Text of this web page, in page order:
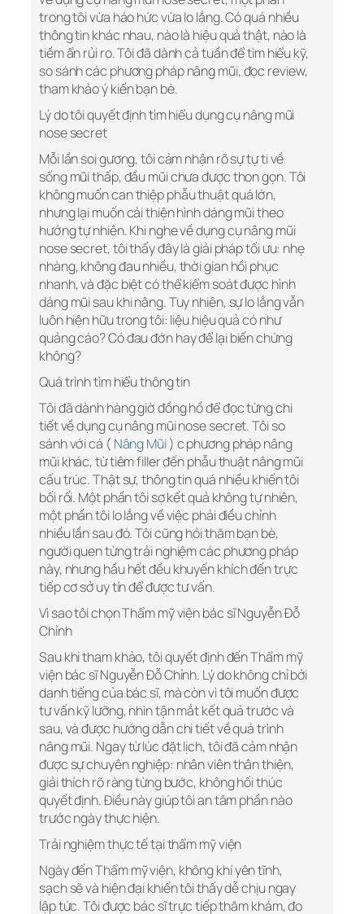
trong tôi vừa háo hức vừa lo lắng. Có quá nhiều
thông tin khác nhau, nào là hiệu quả thật, nào là
tiềm ẩn rủi ro. Tôi đã dành cả tuần để tìm hiểu kỹ,
so sánh các phương pháp nâng mũi, đọc review,
tham khảo ý kiến bạn bè.
Lý do tôi quyết định tìm hiểu dụng cụ nâng mũi
nose secret
Mỗi lần soi gương, tôi cảm nhận rõ sự tự ti về
sống mũi thấp, đầu mũi chưa được thon gọn. Tôi
không muốn can thiệp phẫu thuật quá lớn,
nhưng lại muốn cải thiện hình dáng mũi theo
hướng tự nhiên. Khi nghe về dụng cụ nâng mũi
nose secret, tôi thấy đây là giải pháp tối ưu: nhẹ
nhàng, không đau nhiều, thời gian hồi phục
nhanh, và đặc biệt có thể kiểm soát được hình
dáng mũi sau khi nâng. Tuy nhiên, sự lo lắng vẫn
luôn hiện hữu trong tôi: liệu hiệu quả có như
quảng cáo? Có đau đớn hay để lại biến chứng
không?
Quá trình tìm hiểu thông tin
Tôi đã dành hàng giờ đồng hồ để đọc từng chi
tiết về dụng cụ nâng mũi nose secret. Tôi so
sánh với cá ( Nâng Mũi) c phương pháp nâng
mũi khác, từ tiêm filler đến phẫu thuật nâng mũi
cấu trúc. Thật sự, thông tin quá nhiều khiến tôi
bối rối. Một phần tôi sợ kết quả không tự nhiên,
một phần tôi lo lắng về việc phải điều chỉnh
nhiều lần sau đó. Tôi cũng hỏi thăm bạn bè,
người quen từng trải nghiệm các phương pháp
này, nhưng hầu hết đều khuyến khích đến trực
tiếp cơ sở uy tín để được tư vấn.
Vì sao tôi chọn Thẩm mỹ viện bác sĩ Nguyễn Đỗ
Chỉnh
Sau khi tham khảo, tôi quyết định đến Thẩm mỹ
viện bác sĩ Nguyễn Đỗ Chỉnh. Lý do không chỉ bởi
danh tiếng của bác sĩ, mà còn vì tôi muốn được
tư vấn kỹ lưỡng, nhìn tận mắt kết quả trước và
sau, và được hướng dẫn chi tiết về quá trình
nâng mũi. Ngay từ lúc đặt lịch, tôi đã cảm nhận
được sự chuyên nghiệp: nhân viên thân thiện,
giải thích rõ ràng từng bước, không hối thúc
quyết định. Điều này giúp tôi an tâm phần nào
trước ngày thực hiện.
Trải nghiệm thực tế tại thẩm mỹ viện
Ngày đến Thẩm mỹ viện, không khí yên tĩnh,
sạch sẽ và hiện đại khiến tôi thấy dễ chịu ngay
lập tức. Tôi được bác sĩ trực tiếp thăm khám, đo